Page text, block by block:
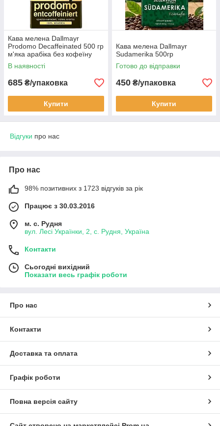
Кава мелена Dallmayr
Prodomo Decaffeinated 500 гр
м'яка арабіка без кофеїну
Німеччина даллмайер
В наявності
685 ₴/упаковка
Купити
Кава мелена Dallmayr
Sudamerika 500гр
Готово до відправки
450 ₴/упаковка
Купити
Відгуки про нас
Про нас
98% позитивних з 1723 відгуків за рік
Працює з 30.03.2016
м. с. Рудня
вул. Лесі Українки, 2, с. Рудня, Україна
Контакти
Сьогодні вихідний
Показати весь графік роботи
Про нас
Контакти
Доставка та оплата
Графік роботи
Повна версія сайту